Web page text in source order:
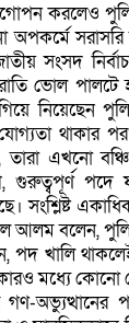
করলেও
অপকর্মে
সংসদ
ভোল পালটে
নিয়েছেন
থাকার
তারা এখনো
পদে
সংশ্লিষ্ট
আলম বলেন,
পদ খালি
মধ্যে কোনো
গণ-অভ্যুত্থানের